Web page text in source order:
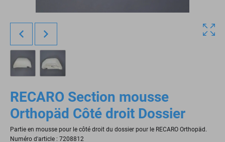
RECARO Section mousse
Orthopäd Côté droit Dossier
Partie en mousse pour le côté droit du dossier pour le RECARO Orthopäd.
Numéro d'article : 7208812